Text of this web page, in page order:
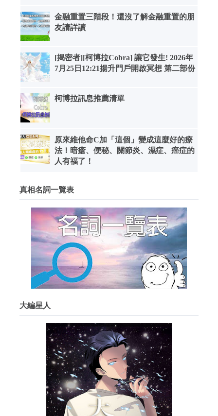
金融重置三階段！還沒了解金融重置的朋
友請詳讀
[揭密者][柯博拉Cobra] 讓它發生! 2026年
7月25日12:21揚升門戶開啟冥想 第二部份
柯博拉訊息推薦清單
原來維他命C加「這個」變成這麼好的療
法！暗瘡、便秘、關節炎、濕症、癌症的
人有福了！
真相名詞一覽表
大編星人